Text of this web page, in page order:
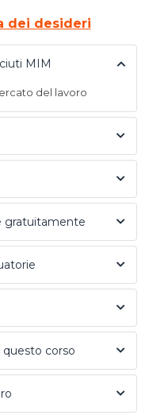
dei desideri
MIM
del lavoro
gratuitamente
questo corso